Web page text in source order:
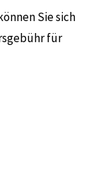
Sie sich
für